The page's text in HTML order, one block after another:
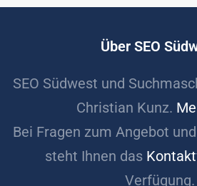
Über SEO
SEO Südwest und
Christian Kunz.
Bei Fragen zum Angebot
steht Ihnen das
Verfügung.